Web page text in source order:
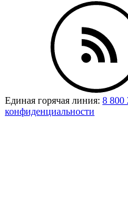
Единая горячая линия: 8 800
конфиденциальности